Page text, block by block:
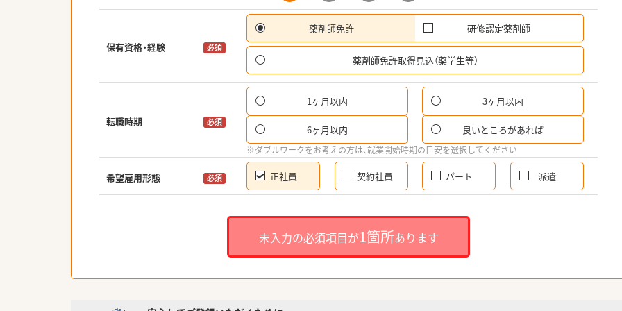
保有資格・経験 必須
薬剤師免許 研修認定薬剤師
薬剤師免許取得見込（薬学生等）
転職時期 必須
1ヶ月以内 3ヶ月以内
6ヶ月以内 良いところがあれば
※ダブルワークをお考えの方は、就業開始時期の目安を選択してください
希望雇用形態 必須 正社員 契約社員 パート 派遣
未入力の必須項目が1箇所あります